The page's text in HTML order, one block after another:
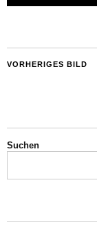
VORHERIGES BILD
Suchen